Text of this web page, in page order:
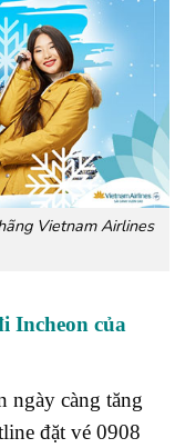
Vietnam Airlines
Incheon của
ngày càng tăng
đặt vé 0908